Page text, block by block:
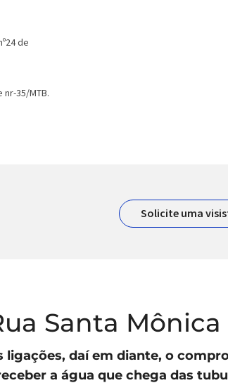
de
35/MTB.
Solicite uma
Santa Mônica
ligações, daí em diante, o
a água que chega das